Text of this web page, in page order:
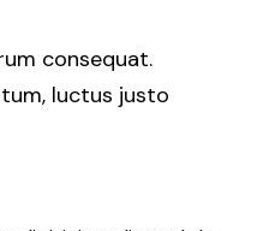
consequat.
luctus justo